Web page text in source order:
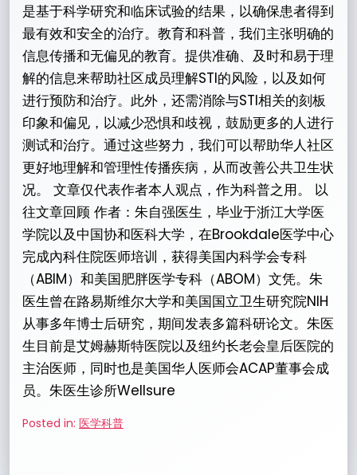
是基于科学研究和临床试验的结果，以确保患者得到
最有效和安全的治疗。教育和科普，我们主张明确的
信息传播和无偏见的教育。提供准确、及时和易于理
解的信息来帮助社区成员理解STI的风险，以及如何
进行预防和治疗。此外，还需消除与STI相关的刻板
印象和偏见，以减少恐惧和歧视，鼓励更多的人进行
测试和治疗。通过这些努力，我们可以帮助华人社区
更好地理解和管理性传播疾病，从而改善公共卫生状
况。 文章仅代表作者本人观点，作为科普之用。 以
往文章回顾 作者：朱自强医生，毕业于浙江大学医
学院以及中国协和医科大学，在Brookdale医学中心
完成內科住院医师培训，获得美国内科学会专科
（ABIM）和美国肥胖医学专科（ABOM）文凭。朱
医生曾在路易斯维尔大学和美国国立卫生研究院NIH
从事多年博士后研究，期间发表多篇科研论文。朱医
生目前是艾姆赫斯特医院以及纽约长老会皇后医院的
主治医师，同时也是美国华人医师会ACAP董事会成
员。朱医生诊所Wellsure
Posted in: 医学科普